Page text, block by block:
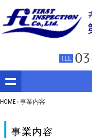
HOME › 事業内容
事業内容